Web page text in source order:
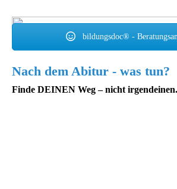
bildungsdoc® -
Nach dem Abitur - was tun?
Finde DEINEN Weg – nicht irgendeinen.